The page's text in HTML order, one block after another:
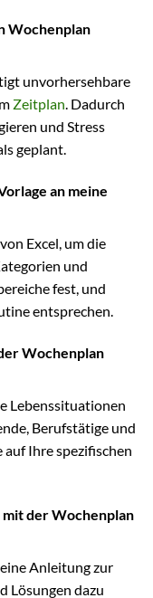
Wochenplan
unvorhersehbare
Zeitplan. Dadurch
und Stress
geplant.
an meine
Excel, um die
und
fest, und
entsprechen.
Wochenplan
Lebenssituationen
Berufstätige und
auf Ihre spezifischen
mit der Wochenplan
Anleitung zur
Lösungen dazu